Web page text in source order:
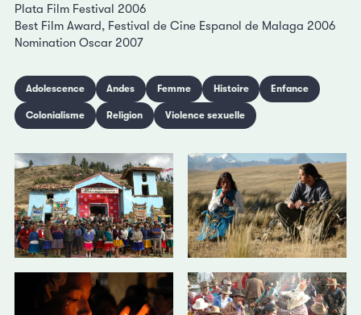
Plata Film Festival 2006
Best Film Award, Festival de Cine Espanol de Malaga 2006
Nomination Oscar 2007
Adolescence Andes Femme Histoire Enfance
Colonialisme Religion Violence sexuelle